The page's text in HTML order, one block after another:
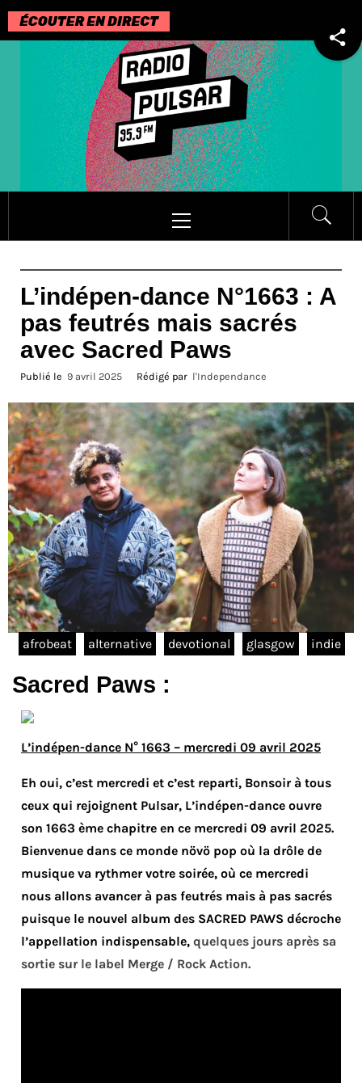
Passer
au
contenu
principal
L’indépen-dance N°1663 : A
pas feutrés mais sacrés
avec Sacred Paws
Publié le 9 avril 2025 Rédigé par l'Independance
afrobeat alternative devotional glasgow indie
Sacred Paws :
L’indépen-dance N° 1663 – mercredi 09 avril 2025
Eh oui, c’est mercredi et c’est reparti, Bonsoir à tous
ceux qui rejoignent Pulsar, L’indépen-dance ouvre
son 1663 ème chapitre en ce mercredi 09 avril 2025.
Bienvenue dans ce monde növö pop où la drôle de
musique va rythmer votre soirée, où ce mercredi
nous allons avancer à pas feutrés mais à pas sacrés
puisque le nouvel album des SACRED PAWS décroche
l’appellation indispensable, quelques jours après sa
sortie sur le label Merge / Rock Action.